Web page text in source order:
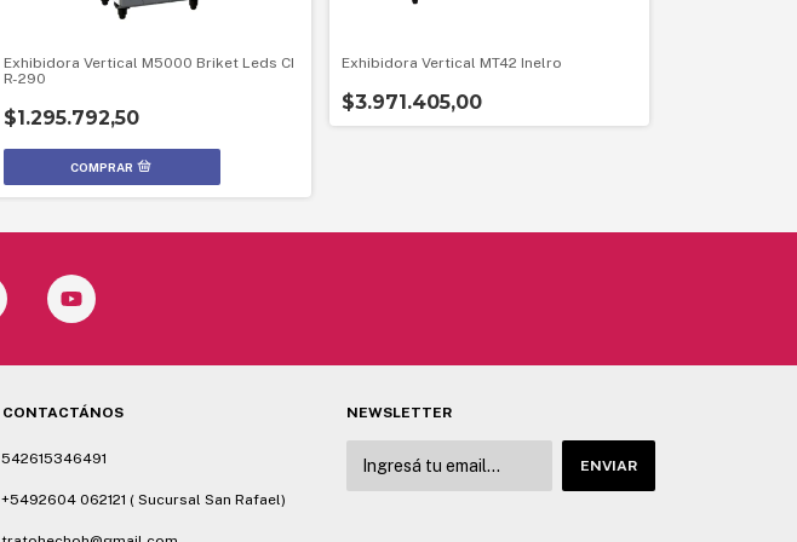
Exhibidora Vertical M5000 Briket Leds CI
R-290
$1.295.792,50
Exhibidora Vertical MT42 Inelro
$3.971.405,00
CONTACTÁNOS
542615346491
+5492604 062121 ( Sucursal San Rafael)
NEWSLETTER